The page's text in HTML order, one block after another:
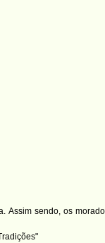
Assim sendo, os